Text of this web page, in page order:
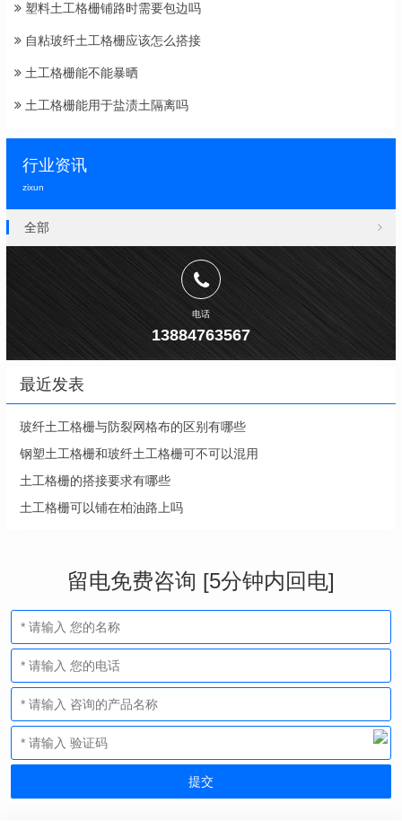
塑料土工格栅铺路时需要包边吗
自粘玻纤土工格栅应该怎么搭接
土工格栅能不能暴晒
土工格栅能用于盐渍土隔离吗
行业资讯
zixun
全部
电话
13884763567
最近发表
玻纤土工格栅与防裂网格布的区别有哪些
钢塑土工格栅和玻纤土工格栅可不可以混用
土工格栅的搭接要求有哪些
土工格栅可以铺在柏油路上吗
留电免费咨询 [5分钟内回电]